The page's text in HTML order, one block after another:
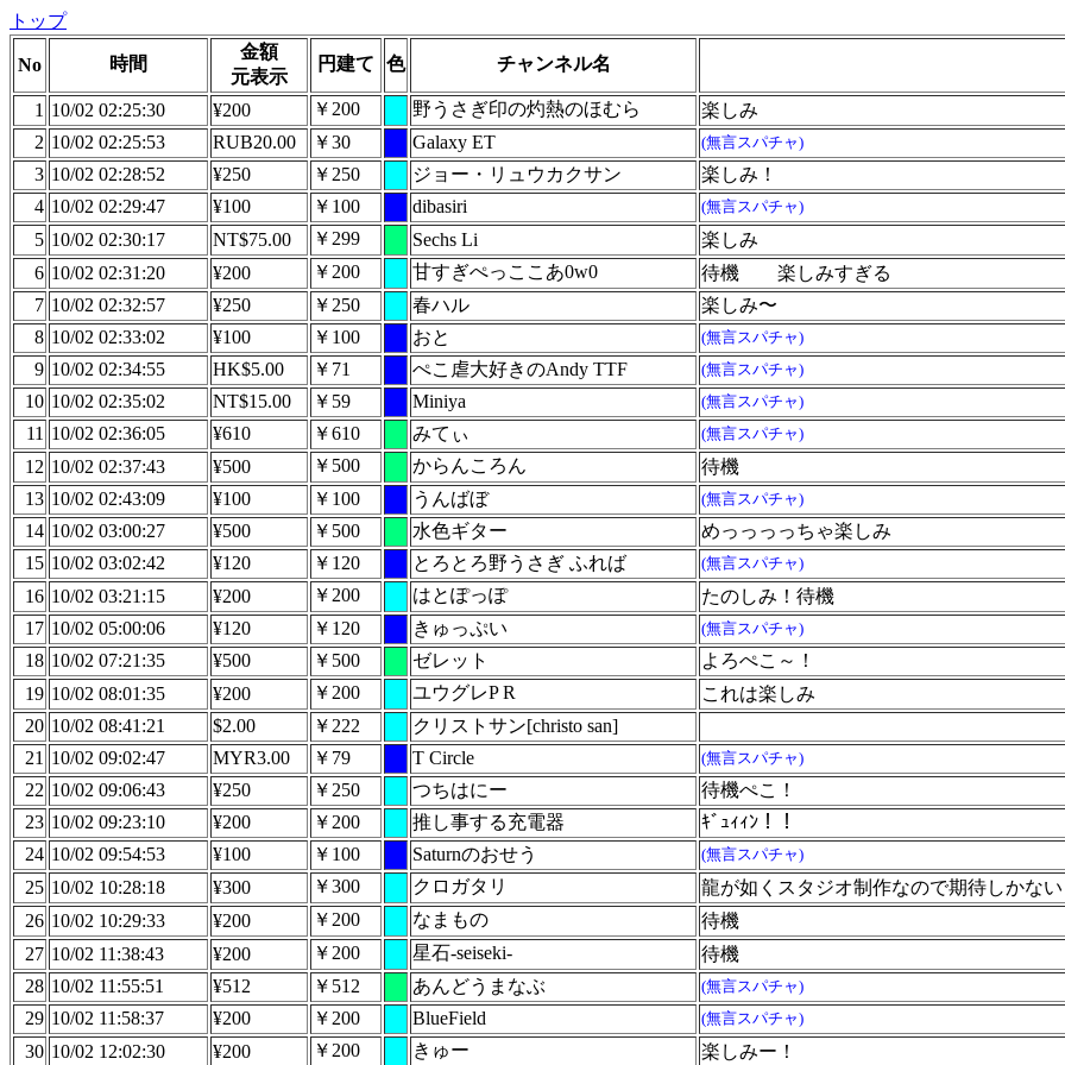
トップ
No 時間
金額
元表示
円建て 色 チャンネル名
1 10/02 02:25:30 ¥200 ￥200 野うさぎ印の灼熱のほむら
楽しみ
2 10/02 02:25:53 RUB20.00 ￥30 Galaxy ET (無言スパチャ)
3 10/02 02:28:52 ¥250 ￥250 ジョー・リュウカクサン
楽しみ！
4 10/02 02:29:47 ¥100 ￥100 dibasiri (無言スパチャ)
5 10/02 02:30:17 NT$75.00 ￥299 Sechs Li
楽しみ
6 10/02 02:31:20 ¥200 ￥200 甘すぎぺっここあ0w0 待機
楽しみすぎる
7 10/02 02:32:57 ¥250 ￥250 春ハル
楽しみ〜
8 10/02 02:33:02 ¥100 ￥100 おと (無言スパチャ)
9 10/02 02:34:55 HK$5.00 ￥71 ぺこ虐大好きのAndy TTF (無言スパチャ)
10 10/02 02:35:02 NT$15.00 ￥59 Miniya (無言スパチャ)
11 10/02 02:36:05 ¥610 ￥610 みてぃ (無言スパチャ)
12 10/02 02:37:43 ¥500 ￥500 からんころん
待機
13 10/02 02:43:09 ¥100 ￥100 うんばぼ (無言スパチャ)
14 10/02 03:00:27 ¥500 ￥500 水色ギター
めっっっっちゃ楽しみ
15 10/02 03:02:42 ¥120 ￥120 とろとろ野うさぎ ふれば (無言スパチャ)
16 10/02 03:21:15 ¥200 ￥200 はとぽっぽ
たのしみ！待機
17 10/02 05:00:06 ¥120 ￥120 きゅっぷい (無言スパチャ)
18 10/02 07:21:35 ¥500 ￥500 ゼレット
よろぺこ～！
19 10/02 08:01:35 ¥200 ￥200 ユウグレP R
これは楽しみ
20 10/02 08:41:21 $2.00 ￥222
クリストサン[christo san]
21 10/02 09:02:47 MYR3.00 ￥79 T Circle (無言スパチャ)
22 10/02 09:06:43 ¥250 ￥250 つちはにー
待機ぺこ！
23 10/02 09:23:10 ¥200 ￥200 推し事する充電器
ｷﾞｭｨｨﾝ！！
24 10/02 09:54:53 ¥100 ￥100 Saturnのおせう (無言スパチャ)
25 10/02 10:28:18 ¥300 ￥300 クロガタリ
龍が如くスタジオ制作なので期待しかな
26 10/02 10:29:33 ¥200 ￥200 なまもの
待機
27 10/02 11:38:43 ¥200 ￥200 星石-seiseki-
待機
28 10/02 11:55:51 ¥512 ￥512 あんどうまなぶ (無言スパチャ)
29 10/02 11:58:37 ¥200 ￥200 BlueField (無言スパチャ)
30 10/02 12:02:30 ¥200 ￥200 きゅー 楽しみー！